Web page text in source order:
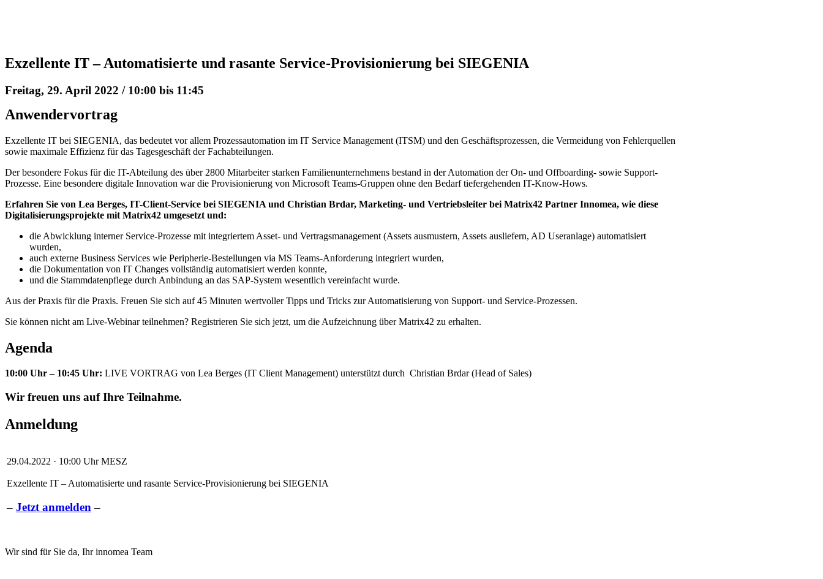
Exzellente IT – Automatisierte und rasante Service-Provisionierung bei SIEGENIA
Freitag, 29. April 2022 / 10:00 bis 11:45
Anwendervortrag
Exzellente IT bei SIEGENIA, das bedeutet vor allem Prozessautomation im IT Service Management (ITSM) und den Geschäftsprozessen, die Vermeidung von Fehlerquellen
sowie maximale Effizienz für das Tagesgeschäft der Fachabteilungen.
Der besondere Fokus für die IT-Abteilung des über 2800 Mitarbeiter starken Familienunternehmens bestand in der Automation der On- und Offboarding- sowie Support-
Prozesse. Eine besondere digitale Innovation war die Provisionierung von Microsoft Teams-Gruppen ohne den Bedarf tiefergehenden IT-Know-Hows.
Erfahren Sie von Lea Berges, IT-Client-Service bei SIEGENIA und Christian Brdar, Marketing- und Vertriebsleiter bei Matrix42 Partner Innomea, wie diese
Digitalisierungsprojekte mit Matrix42 umgesetzt und:
die Abwicklung interner Service-Prozesse mit integriertem Asset- und Vertragsmanagement (Assets ausmustern, Assets ausliefern, AD Useranlage) automatisiert
wurden,
auch externe Business Services wie Peripherie-Bestellungen via MS Teams-Anforderung integriert wurden,
die Dokumentation von IT Changes vollständig automatisiert werden konnte,
und die Stammdatenpflege durch Anbindung an das SAP-System wesentlich vereinfacht wurde.
Aus der Praxis für die Praxis. Freuen Sie sich auf 45 Minuten wertvoller Tipps und Tricks zur Automatisierung von Support- und Service-Prozessen.
Sie können nicht am Live-Webinar teilnehmen? Registrieren Sie sich jetzt, um die Aufzeichnung über Matrix42 zu erhalten.
Agenda
10:00 Uhr – 10:45 Uhr: LIVE VORTRAG von Lea Berges (IT Client Management) unterstützt durch Christian Brdar (Head of Sales)
Wir freuen uns auf Ihre Teilnahme.
Anmeldung
29.04.2022 · 10:00 Uhr MESZ
Exzellente IT – Automatisierte und rasante Service-Provisionierung bei SIEGENIA
– Jetzt anmelden –
Wir sind für Sie da, Ihr innomea Team